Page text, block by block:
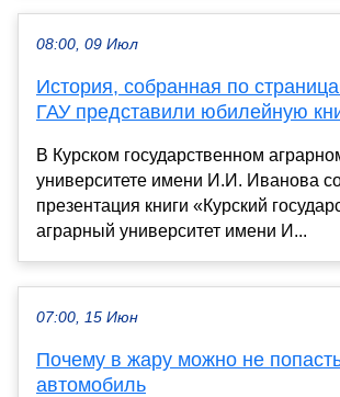
08:00, 09 Июл
История, собранная по
ГАУ представили юбилейную
В Курском государственном
университете имени И.И. Иванова
презентация книги «Курский
аграрный университет имени И...
07:00, 15 Июн
Почему в жару можно не
автомобиль